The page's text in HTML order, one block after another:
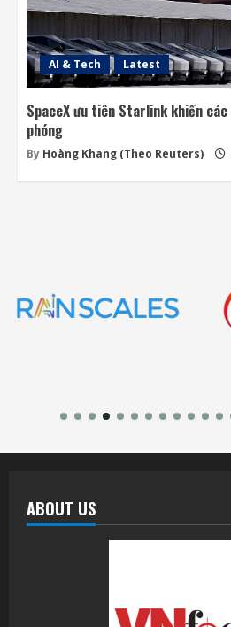
AI & Tech Latest
SpaceX ưu tiên Starlink khiến
phóng
By Hoàng Khang (Theo Reuters)
ABOUT US